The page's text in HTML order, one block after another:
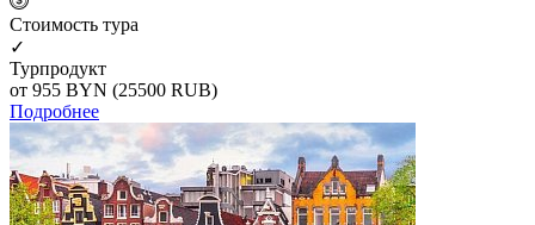
Cтоимость тура
✓
Турпродукт
от 955 BYN (25500 RUB)
Подробнее